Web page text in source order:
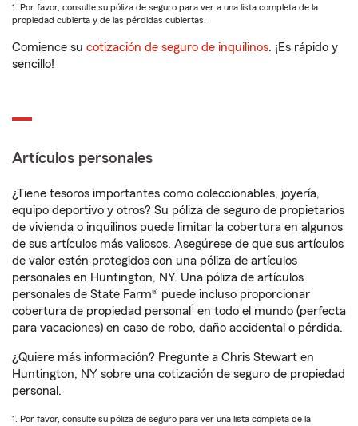
1. Por favor, consulte su póliza de seguro para ver a una lista completa de la
propiedad cubierta y de las pérdidas cubiertas.
Comience su cotización de seguro de inquilinos. ¡Es rápido y
sencillo!
Artículos personales
¿Tiene tesoros importantes como coleccionables, joyería,
equipo deportivo y otros? Su póliza de seguro de propietarios
de vivienda o inquilinos puede limitar la cobertura en algunos
de sus artículos más valiosos. Asegúrese de que sus artículos
de valor estén protegidos con una póliza de artículos
personales en Huntington, NY. Una póliza de artículos
personales de State Farm® puede incluso proporcionar
cobertura de propiedad personal 1 en todo el mundo (perfecta
para vacaciones) en caso de robo, daño accidental o pérdida.
¿Quiere más información? Pregunte a Chris Stewart en
Huntington, NY sobre una cotización de seguro de propiedad
personal.
1. Por favor, consulte su póliza de seguro para ver una lista completa de la